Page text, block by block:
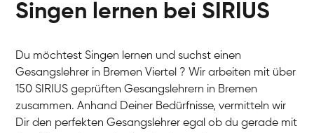
Singen lernen bei SIRIUS
Du möchtest Singen lernen und suchst einen
Gesangslehrer in Bremen Viertel ? Wir arbeiten mit über
150 SIRIUS geprüften Gesangslehrern in Bremen
zusammen. Anhand Deiner Bedürfnisse, vermitteln wir
Dir den perfekten Gesangslehrer egal ob du gerade mit